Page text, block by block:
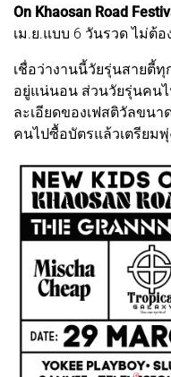
On Khaosan Road
เม.ย.แบบ 6 วันรวด ไม่ต้
เชื่อว่างานนี้วัยรุ่นสายตี้
อยู่แน่นอน ส่วนวัยรุ่นคน
ละเอียดของเฟสติวัลขน
คนไปซื้อบัตรแล้วเตรียม